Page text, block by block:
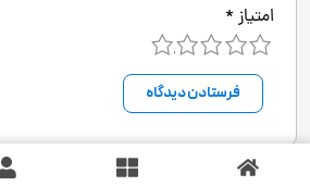
امتیاز *
4 3 2 1